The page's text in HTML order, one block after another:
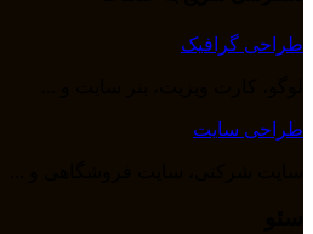
طراحی گرافیک
طراحی سایت